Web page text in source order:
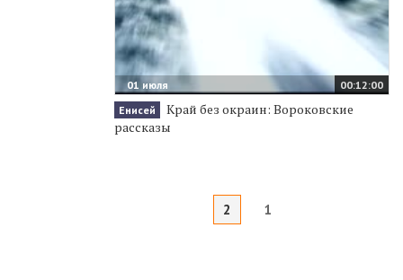
00:12:00
01 июля
Енисей
Край без окраин: Вороковские
рассказы
2 1